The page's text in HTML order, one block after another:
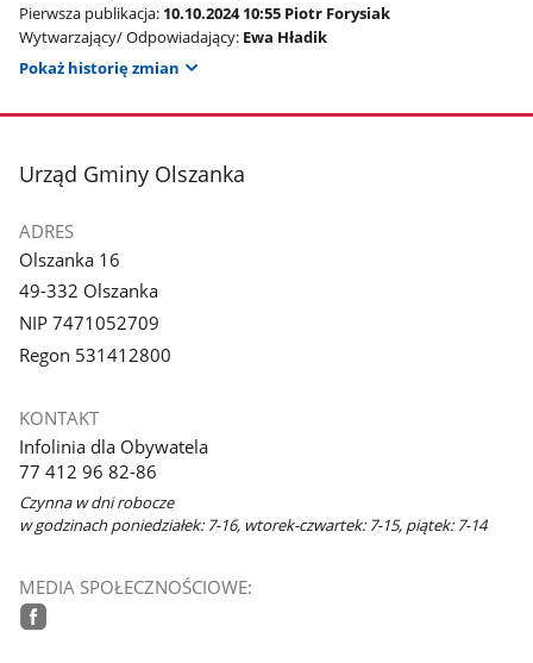
Pierwsza publikacja: 10.10.2024 10:55 Piotr Forysiak
Wytwarzający/ Odpowiadający: Ewa Hładik
Pokaż historię zmian
stopka
Urząd Gminy Olszanka
ADRES
Olszanka 16
49-332 Olszanka
NIP 7471052709
Regon 531412800
KONTAKT
Infolinia dla Obywatela
77 412 96 82-86
Czynna w dni robocze
w godzinach poniedziałek: 7-16, wtorek-czwartek: 7-15, piątek: 7-14
MEDIA SPOŁECZNOŚCIOWE: